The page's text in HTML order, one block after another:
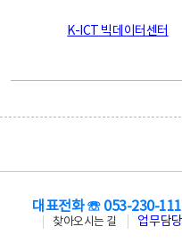
K-ICT 빅데이터센터
대표전화 ☏ 053-230-
찾아오시는 길
업무담